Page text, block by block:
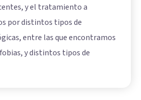
y el tratamiento a
por distintos tipos de
entre las que encontramos
y distintos tipos de